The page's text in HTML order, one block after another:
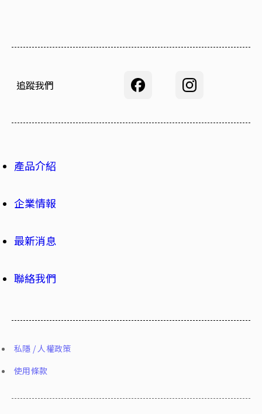
產品介紹
企業情報
最新消息
聯絡我們
追蹤我們
私隱 / 人權政策
使用條款